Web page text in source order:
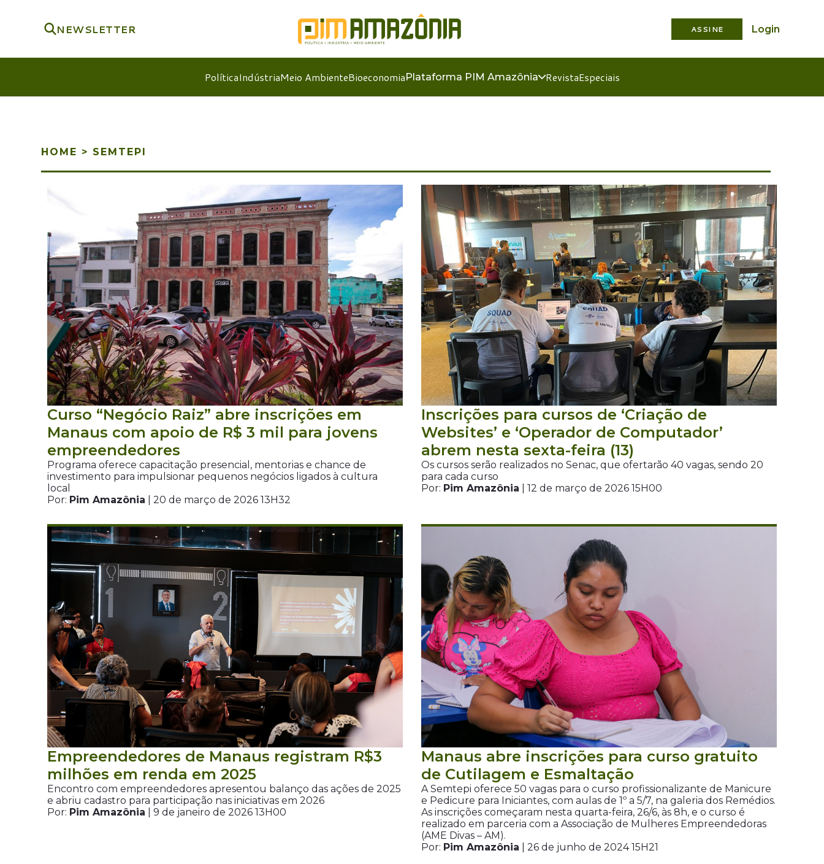
NEWSLETTER ASSINE Login
PolíticaIndústriaMeio AmbienteBioeconomiaPlataforma PIM Amazônia RevistaEspeciais
HOME > SEMTEPI
Curso “Negócio Raiz” abre inscrições em
Manaus com apoio de R$ 3 mil para jovens
empreendedores
Programa oferece capacitação presencial, mentorias e chance de
investimento para impulsionar pequenos negócios ligados à cultura
local
Por: Pim Amazônia | 20 de março de 2026 13H32
Inscrições para cursos de ‘Criação de
Websites’ e ‘Operador de Computador’
abrem nesta sexta-feira (13)
Os cursos serão realizados no Senac, que ofertarão 40 vagas, sendo 20
para cada curso
Por: Pim Amazônia | 12 de março de 2026 15H00
Empreendedores de Manaus registram R$3
milhões em renda em 2025
Encontro com empreendedores apresentou balanço das ações de 2025
e abriu cadastro para participação nas iniciativas em 2026
Por: Pim Amazônia | 9 de janeiro de 2026 13H00
Manaus abre inscrições para curso gratuito
de Cutilagem e Esmaltação
A Semtepi oferece 50 vagas para o curso profissionalizante de Manicure
e Pedicure para Iniciantes, com aulas de 1º a 5/7, na galeria dos Remédios.
As inscrições começaram nesta quarta-feira, 26/6, às 8h, e o curso é
realizado em parceria com a Associação de Mulheres Empreendedoras
(AME Divas – AM).
Por: Pim Amazônia | 26 de junho de 2024 15H21